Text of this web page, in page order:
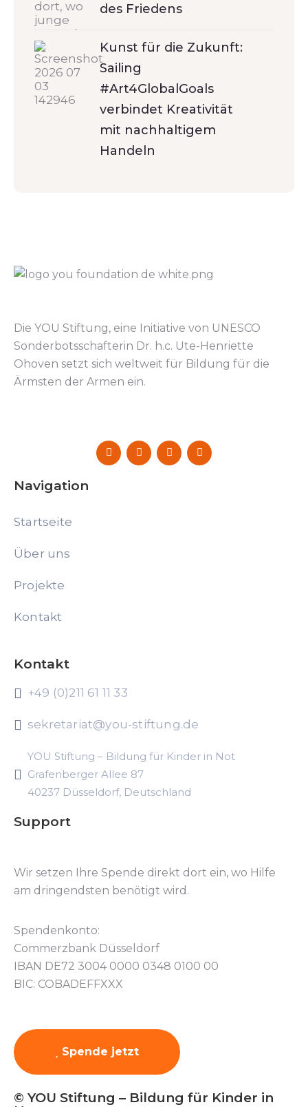
des Friedens
Kunst für die Zukunft:
Sailing
#Art4GlobalGoals
verbindet Kreativität
mit nachhaltigem
Handeln
Die YOU Stiftung, eine Initiative von UNESCO
Sonderbotsschafterin Dr. h.c. Ute-Henriette
Ohoven setzt sich weltweit für Bildung für die
Ärmsten der Armen ein.
Navigation
Startseite
Über uns
Projekte
Kontakt
Kontakt
+49 (0)211 61 11 33
sekretariat@you-stiftung.de
YOU Stiftung – Bildung für Kinder in Not
Grafenberger Allee 87
40237 Düsseldorf, Deutschland
Support
Wir setzen Ihre Spende direkt dort ein, wo Hilfe
am dringendsten benötigt wird.
Spendenkonto:
Commerzbank Düsseldorf
IBAN DE72 3004 0000 0348 0100 00
BIC: COBADEFFXXX
Spende jetzt
© YOU Stiftung – Bildung für Kinder in